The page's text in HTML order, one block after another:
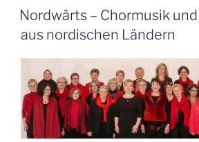
ein
interkulturelles
Winterkonzert“
VERÖFFENTLICHT
AM
Nordwärts – Chormusik
aus nordischen Ländern